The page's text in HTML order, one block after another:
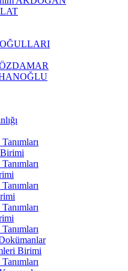
Birimi